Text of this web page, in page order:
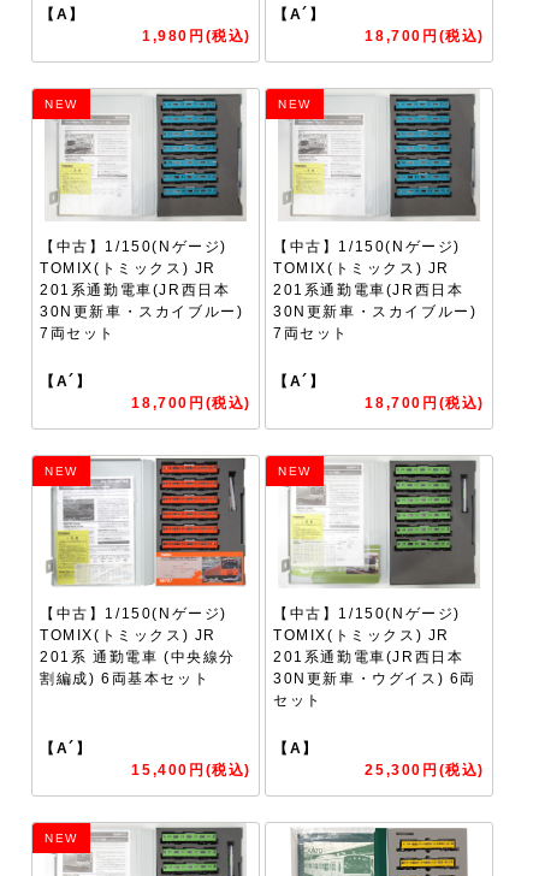
【A】
1,980円(税込)
【A´】
18,700円(税込)
NEW
【中古】1/150(Nゲージ)
TOMIX(トミックス) JR
201系通勤電車(JR西日本
30N更新車・スカイブルー)
7両セット
【A´】
18,700円(税込)
NEW
【中古】1/150(Nゲージ)
TOMIX(トミックス) JR
201系通勤電車(JR西日本
30N更新車・スカイブルー)
7両セット
【A´】
18,700円(税込)
NEW
【中古】1/150(Nゲージ)
TOMIX(トミックス) JR
201系 通勤電車 (中央線分
割編成) 6両基本セット
【A´】
15,400円(税込)
NEW
【中古】1/150(Nゲージ)
TOMIX(トミックス) JR
201系通勤電車(JR西日本
30N更新車・ウグイス) 6両
セット
【A】
25,300円(税込)
NEW